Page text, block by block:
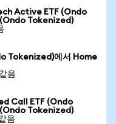
Active ETF (Ondo
Tokenized)
Tokenized)에서 Home
음
Call ETF (Ondo
Tokenized)
음